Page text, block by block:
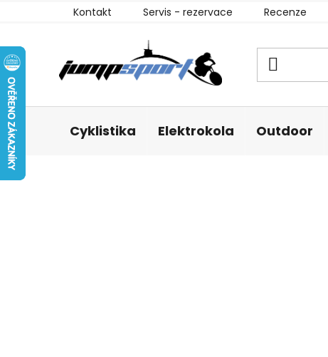
Kontakt Servis - rezervace Recenze
Cyklistika Elektrokola Outdoor